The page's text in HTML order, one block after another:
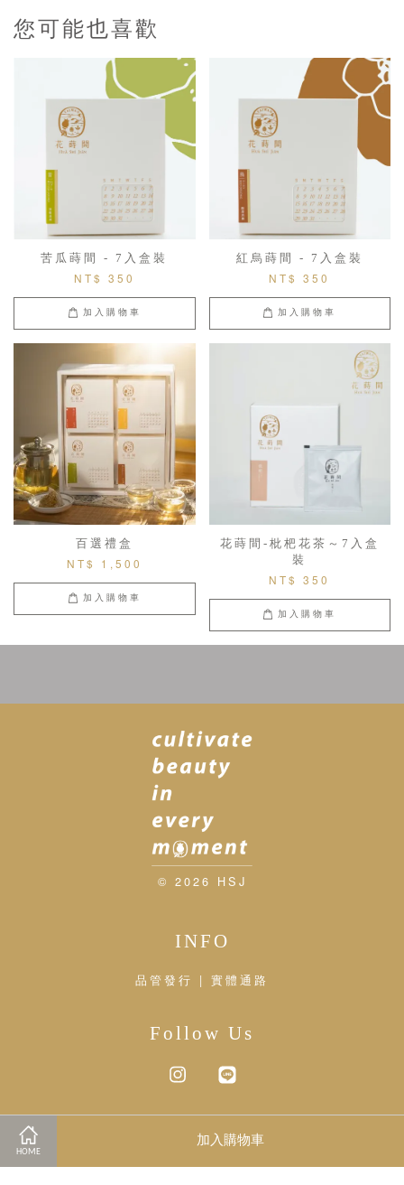
HOME
加入購物車
您可能也喜歡
苦瓜蒔間 - 7入盒裝
NT$ 350
加入購物車
紅烏蒔間 - 7入盒裝
NT$ 350
加入購物車
百選禮盒
NT$ 1,500
加入購物車
花蒔間-枇杷花茶～7入盒
裝
NT$ 350
加入購物車
© 2026 HSJ
INFO
品管發行 | 實體通路
Follow Us
Instagram
Visa Master